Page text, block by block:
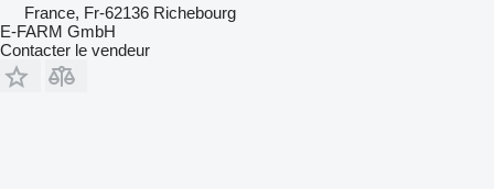
France, Fr-62136 Richebourg
E-FARM GmbH
Contacter le vendeur